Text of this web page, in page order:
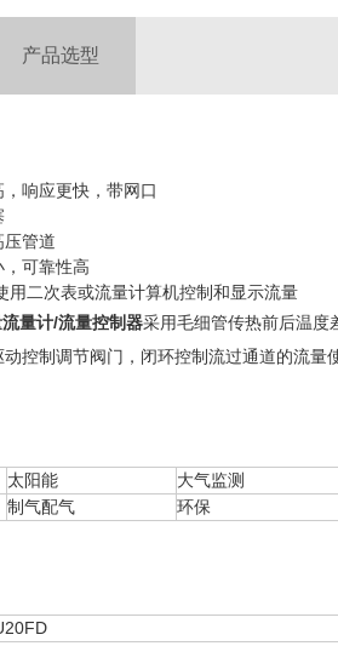
产品选型
响应更快，带网口
管道
可靠性高
二次表或流量计算机控制和显示流量
量计/流量控制器采用毛细管传热前后温度
控制调节阀门，闭环控制流过通道的流量
太阳能 大气监测
制气配气 环保